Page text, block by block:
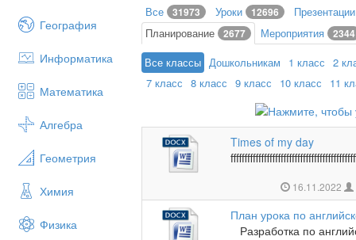
География
Информатика
Математика
Алгебра
Геометрия
Химия
Физика
Все 31973 Уроки 12696
Планирование 2677 Мероприятия 2344
Все классы Дошкольникам 1 класс 2
7 класс 8 класс 9 класс 10 класс 11
Times of my day
16.11.2022
План урока по
Разработка по